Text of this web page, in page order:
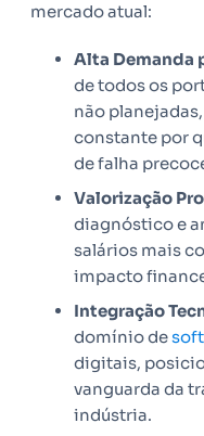
mercado atual:
Alta Demanda
de todos os
não
constante por
de falha
Valorização
diagnóstico e
salários mais
impacto
Integração
domínio de
digitais,
vanguarda da
indústria.